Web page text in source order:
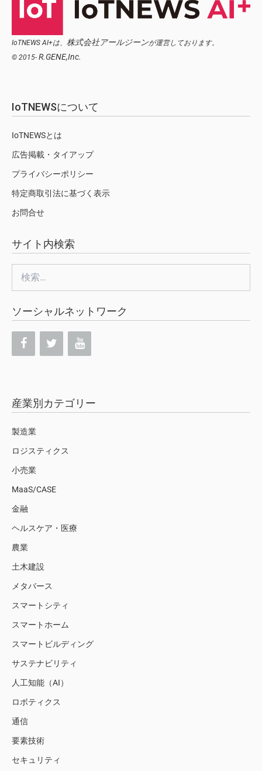
IoTNEWS AI+は、 株式会社アールジーンが運営しております。
© 2015- R.GENE,Inc.
IoTNEWSについて
IoTNEWSとは
広告掲載・タイアップ
プライバシーポリシー
特定商取引法に基づく表示
お問合せ
サイト内検索
索:
ソーシャルネットワーク
産業別カテゴリー
製造業
ロジスティクス
小売業
MaaS/CASE
金融
ヘルスケア・医療
農業
土木建設
メタバース
スマートシティ
スマートホーム
スマートビルディング
サステナビリティ
人工知能（AI）
ロボティクス
通信
要素技術
セキュリティ